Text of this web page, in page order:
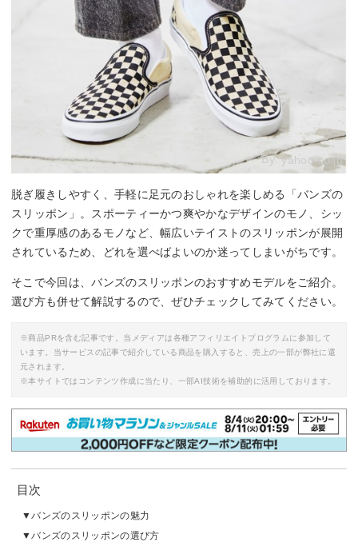
By:yahoo.co.jp
脱ぎ履きしやすく、手軽に足元のおしゃれを楽しめる「バンズの
スリッポン」。スポーティーかつ爽やかなデザインのモノ、シッ
クで重厚感のあるモノなど、幅広いテイストのスリッポンが展開
されているため、どれを選べばよいのか迷ってしまいがちです。
そこで今回は、バンズのスリッポンのおすすめモデルをご紹介。
選び方も併せて解説するので、ぜひチェックしてみてください。
※商品PRを含む記事です。当メディアは各種アフィリエイトプログラムに参加して
います。当サービスの記事で紹介している商品を購入すると、売上の一部が弊社に還
元されます。
※本サイトではコンテンツ作成に当たり、一部AI技術を補助的に活用しております。
目次
バンズのスリッポンの魅力
バンズのスリッポンの選び方